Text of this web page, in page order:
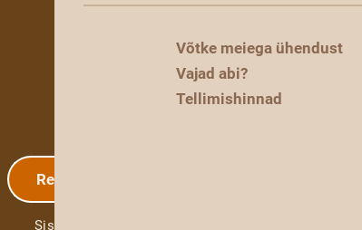
Registreerimine
Sisselogimine
Võtke meiega ühendust
Vajad abi?
Tellimishinnad